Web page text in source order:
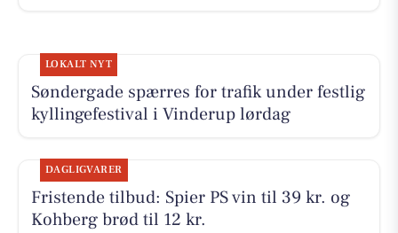
LOKALT NYT
Søndergade spærres for trafik under festlig
kyllingefestival i Vinderup lørdag
DAGLIGVARER
Fristende tilbud: Spier PS vin til 39 kr. og
Kohberg brød til 12 kr.